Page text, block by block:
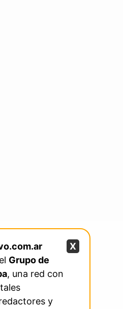
X
Grupo de
, una red con
y